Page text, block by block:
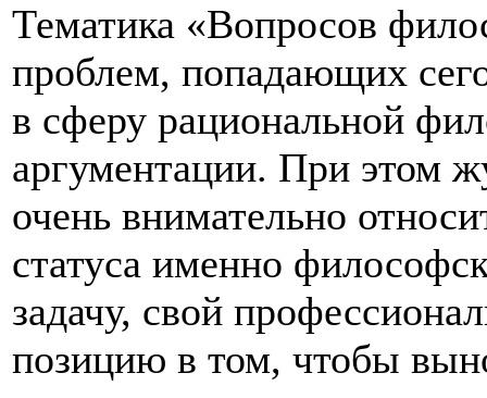
Тематика «Вопросов
проблем, попадающих
в сферу рациональной
аргументации. При этом
очень внимательно
статуса именно
задачу, свой
позицию в том, чтобы